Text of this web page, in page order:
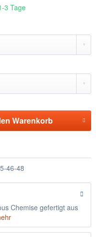
3 Tage
Warenkorb
46-48
Chemise gefertigt aus